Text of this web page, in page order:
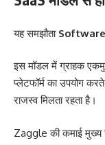
यह समझौता
इस मॉडल में ग्राहक
प्लेटफॉर्म का उपयोग
राजस्व मिलता रहता है।
Zaggle की कमाई मुख्य